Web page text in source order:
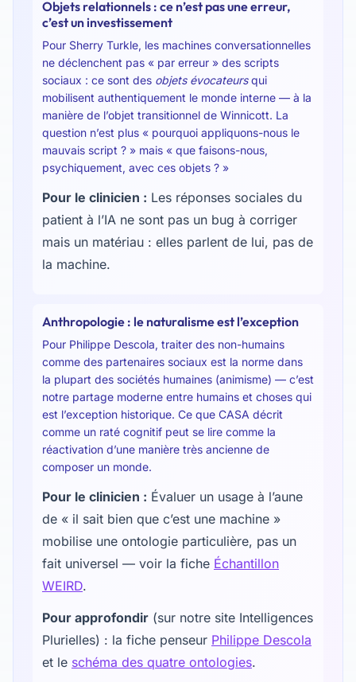
Objets relationnels : ce n’est pas une erreur,
c’est un investissement
Pour Sherry Turkle, les machines conversationnelles
ne déclenchent pas « par erreur » des scripts
sociaux : ce sont des objets évocateursqui
mobilisent authentiquement le monde interne — à la
manière de l’objet transitionnel de Winnicott. La
question n’est plus « pourquoi appliquons-nous le
mauvais script ? » mais « que faisons-nous,
psychiquement, avec ces objets ? »
Pour le clinicien : Les réponses sociales du
patient à l’IA ne sont pas un bug à corriger
mais un matériau : elles parlent de lui, pas de
la machine.
Anthropologie : le naturalisme est l’exception
Pour Philippe Descola, traiter des non-humains
comme des partenaires sociaux est la norme dans
la plupart des sociétés humaines (animisme) — c’est
notre partage moderne entre humains et choses qui
est l’exception historique. Ce que CASA décrit
comme un raté cognitif peut se lire comme la
réactivation d’une manière très ancienne de
composer un monde.
Pour le clinicien : Évaluer un usage à l’aune
de « il sait bien que c’est une machine »
mobilise une ontologie particulière, pas un
fait universel — voir la fiche Échantillon
WEIRD.
Pour approfondir (sur notre site Intelligences
Plurielles) : la fiche penseur Philippe Descola
et le schéma des quatre ontologies.